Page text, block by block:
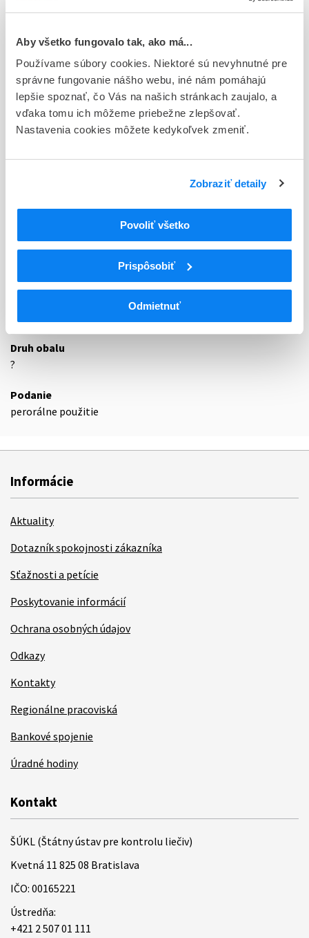
Aby všetko fungovalo tak, ako má...
Používame súbory cookies. Niektoré sú nevyhnutné pre
správne fungovanie nášho webu, iné nám pomáhajú
lepšie spoznať, čo Vás na našich stránkach zaujalo, a
vďaka tomu ich môžeme priebežne zlepšovať.
Nastavenia cookies môžete kedykoľvek zmeniť.
Zobraziť detaily
Povoliť všetko
Prispôsobiť
Odmietnuť
Typ registračnej procedúry
Držiteľ, krajina
Mylan Pharmaceuticals Limited, Írsko
Indikačná skupina
44 - CYTOSTATICA
ATC
L02B
Antagonisty hormónov a príbuzné liečivá
Iné antagonisty hormónov a príbuzné liečivá
L02BX03
Druh obalu
?
Podanie
perorálne použitie
Informácie
Aktuality
Dotazník spokojnosti zákazníka
Sťažnosti a petície
Poskytovanie informácií
Ochrana osobných údajov
Odkazy
Kontakty
Regionálne pracoviská
Bankové spojenie
Úradné hodiny
Kontakt
ŠÚKL (Štátny ústav pre kontrolu liečiv)
Kvetná 11 825 08 Bratislava
IČO: 00165221
Ústredňa:
+421 2 507 01 111